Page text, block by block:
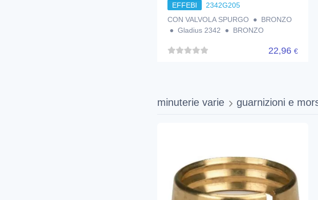
EFFEBI
2342G205
CON VALVOLA SPURGO ● BRONZO
● Gladius 2342 ● BRONZO
22,96 €
minuterie varie guarnizioni e